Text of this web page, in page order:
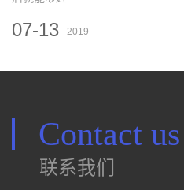
07-13 2019
Contact us
联系我们